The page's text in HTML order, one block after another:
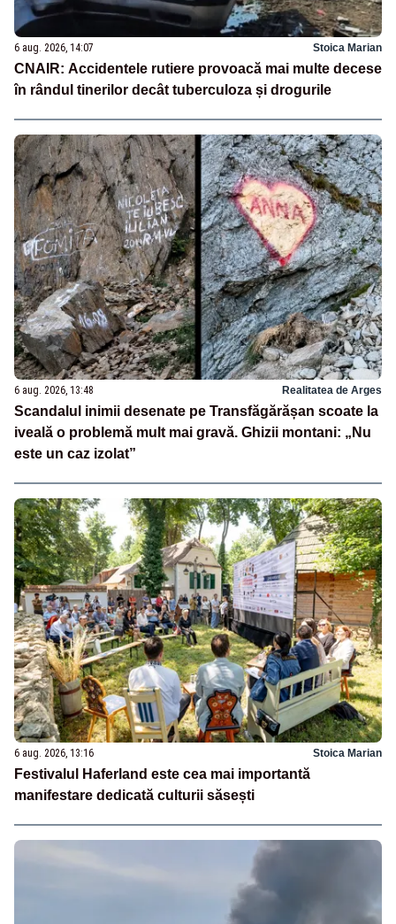
6 aug. 2026, 14:07 Stoica Marian
CNAIR: Accidentele rutiere provoacă mai multe decese
în rândul tinerilor decât tuberculoza și drogurile
6 aug. 2026, 13:48 Realitatea de Arges
Scandalul inimii desenate pe Transfăgărășan scoate la
iveală o problemă mult mai gravă. Ghizii montani: „Nu
este un caz izolat”
6 aug. 2026, 13:16 Stoica Marian
Festivalul Haferland este cea mai importantă
manifestare dedicată culturii săsești